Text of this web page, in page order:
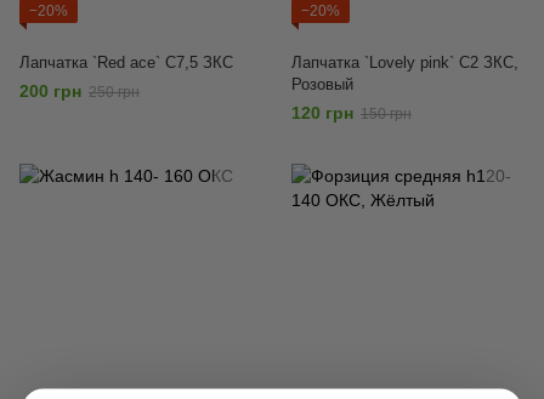
−20%
Лапчатка `Red ace` С7,5 ЗКС
200 грн 250 грн
−20%
Лапчатка `Lovely pink` С2 ЗКС,
Розовый
120 грн 150 грн